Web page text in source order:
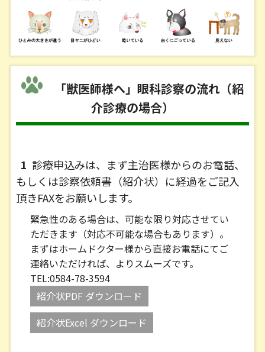
「獣医師様へ」眼科診察の流れ（紹
介診療の場合）
1 診療申込みは、まず主治医様からのお電話、
もしくは診察依頼書（紹介状）に経過をご記入
頂きFAXをお願いします。
緊急性のある場合は、可能な限り対応させてい
ただきます（対応不可能な場合もあります）。
まずはホームドクター様から直接お電話にてご
連絡いただければ、よりスムーズです。
TEL:0584-78-3594
紹介状PDF ダウンロード
紹介状Excel ダウンロード